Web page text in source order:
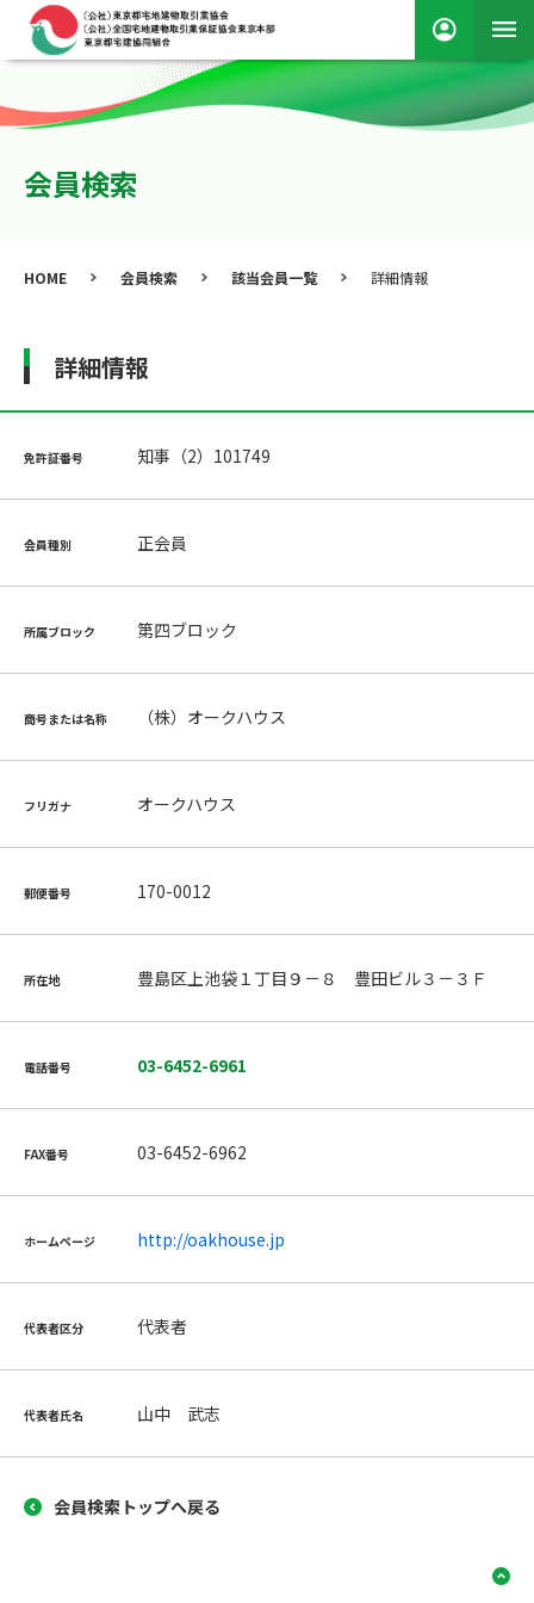
会員検索
HOME 会員検索 該当会員一覧 詳細情報
詳細情報
免許証番号 知事（2）101749
会員種別 正会員
所属ブロック 第四ブロック
商号または名称 （株）オークハウス
フリガナ オークハウス
郵便番号 170-0012
所在地 豊島区上池袋１丁目９－８ 豊田ビル３－３Ｆ
電話番号 03-6452-6961
FAX番号 03-6452-6962
ホームページ http://oakhouse.jp
代表者区分 代表者
代表者氏名 山中 武志
会員検索トップへ戻る